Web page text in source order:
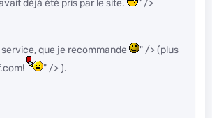
déjà été pris par le site.
" />
service, que je recommande
" /> (plus
" /> ).